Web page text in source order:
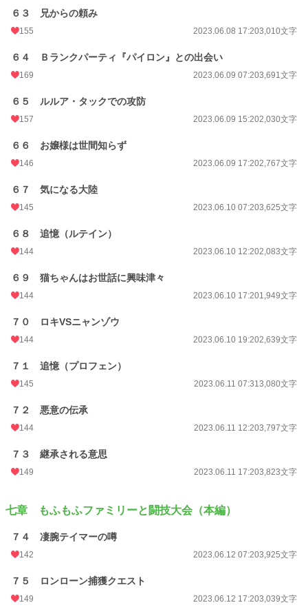
６３ 兄からの頼み
155 2023.06.08 17:203,010文字
６４ Ｂランクパーティ『パイロン』との出会い
169 2023.06.09 07:203,691文字
６５ ルルア・タックでの攻防
157 2023.06.09 15:202,030文字
６６ お嬢様は世間知らず
146 2023.06.09 17:202,767文字
６７ 気になる大陸
145 2023.06.10 07:203,625文字
６８ 追憶（ルテイン）
144 2023.06.10 12:202,083文字
６９ 猫ちゃんはお世話に興味津々
144 2023.06.10 17:201,949文字
７０ ロキVSニャンゾウ
144 2023.06.10 19:202,639文字
７１ 追憶（プロフェン）
145 2023.06.11 07:313,080文字
７２ 悪意の伝承
144 2023.06.11 12:203,797文字
７３ 継承される意思
149 2023.06.11 17:203,823文字
七章 もふもふファミリーと闘技大会（本編）
７４ 凄腕テイマーの噂
142 2023.06.12 07:203,925文字
７５ ロンローン捕獲クエスト
149 2023.06.12 17:203,039文字